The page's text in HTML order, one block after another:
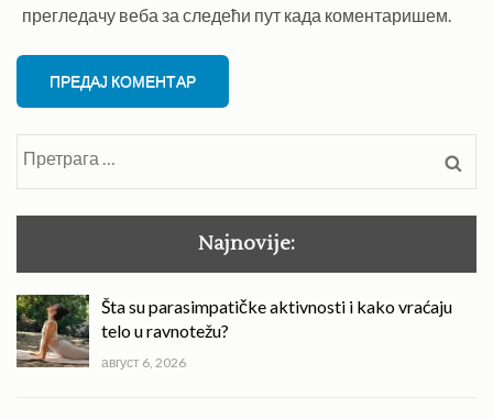
прегледачу веба за следећи пут када коментаришем.
Najnovije:
Šta su parasimpatičke aktivnosti i kako vraćaju
telo u ravnotežu?
август 6, 2026